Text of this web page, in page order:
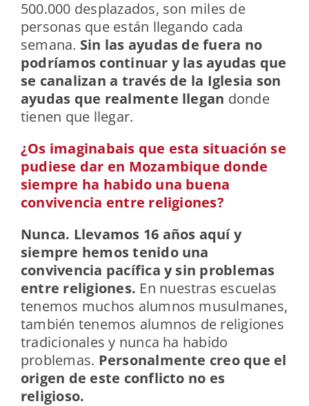
500.000 desplazados, son miles de
personas que están llegando cada
semana. Sin las ayudas de fuera no
podríamos continuar y las ayudas que
se canalizan a través de la Iglesia son
ayudas que realmente llegan donde
tienen que llegar.
¿Os imaginabais que esta situación se
pudiese dar en Mozambique donde
siempre ha habido una buena
convivencia entre religiones?
Nunca. Llevamos 16 años aquí y
siempre hemos tenido una
convivencia pacífica y sin problemas
entre religiones. En nuestras escuelas
tenemos muchos alumnos musulmanes,
también tenemos alumnos de religiones
tradicionales y nunca ha habido
problemas. Personalmente creo que el
origen de este conflicto no es
religioso.